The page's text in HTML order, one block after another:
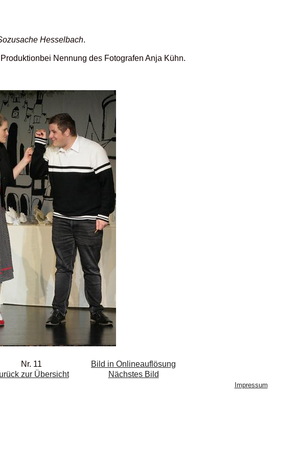
Hesselbach.
Nennung des Fotografen Anja Kühn.
Nr. 11
Bild in Onlineauflösung
zur Übersicht Nächstes Bild
Impressum